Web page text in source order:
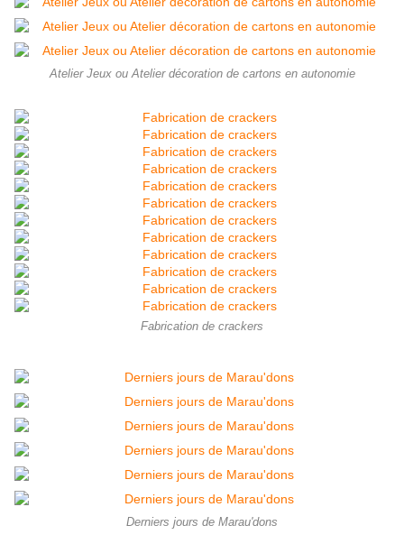
Atelier Jeux ou Atelier décoration de cartons en autonomie
Fabrication de crackers
Derniers jours de Marau'dons